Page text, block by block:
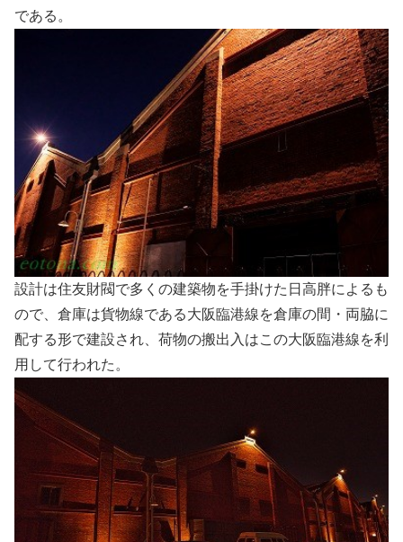
である。
設計は住友財閥で多くの建築物を手掛けた日高胖によるも
ので、倉庫は貨物線である大阪臨港線を倉庫の間・両脇に
配する形で建設され、荷物の搬出入はこの大阪臨港線を利
用して行われた。